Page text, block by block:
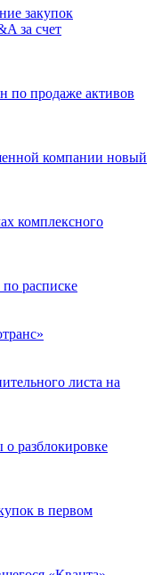
закупок
за счет
по продаже активов
компании новый
комплексного
расписке
листа на
разблокировке
в первом